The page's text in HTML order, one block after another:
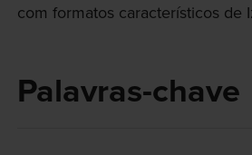
com formatos característicos de
Palavras-chave